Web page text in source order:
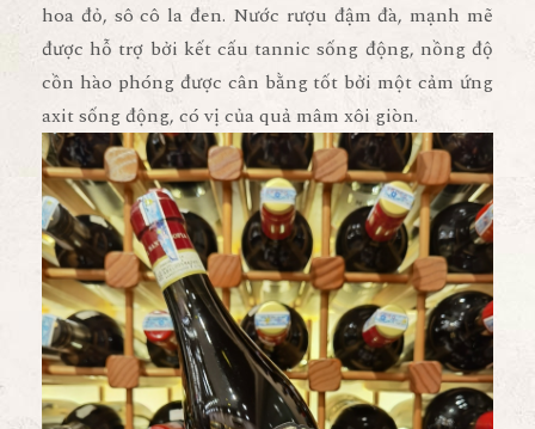
hoa đỏ, sô cô la đen. Nước rượu đậm đà, mạnh mẽ
được hỗ trợ bởi kết cấu tannic sống động, nồng độ
cồn hào phóng được cân bằng tốt bởi một cảm ứng
axit sống động, có vị của quả mâm xôi giòn.